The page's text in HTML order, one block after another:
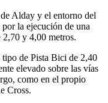
Alday y el entorno del
la ejecución de una
2,70 y 4,00 metros.
tipo de Pista Bici de 2,40
elevado sobre las vías
como en el propio
Cross.